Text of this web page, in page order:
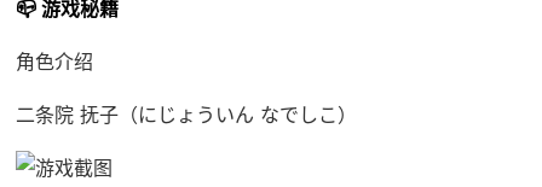
📪 游戏秘籍
角色介绍
二条院 抚子（にじょういん なでしこ）